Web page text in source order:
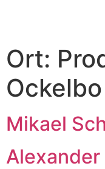
Ort:
Ockelbo
Mikael